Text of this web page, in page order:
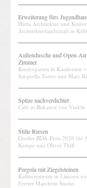
Erweiterung fürs
Hutta Architektur und
Architekturlandschaft in Köln
Außendusche und Open-
Zimmer
Kindergarten in Katalonien
Sarquella Torres und Marc
Spitze nachverdichtet
Café in Bukarest von Vinklu
Stille Riesen
Großer BDA-Preis 2026 für
Kempe und Oliver Thill
Pergola mit Ziegelsteinen
Kulturzentrum in Limoux
Ferrier Marchetti Studio